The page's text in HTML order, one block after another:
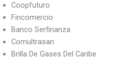
Coopfuturo
Fincomercio
Banco Serfinanza
Comultrasan
Brilla De Gases Del Caribe